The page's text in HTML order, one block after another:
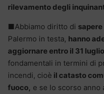
rilevamento degli
■Abbiamo diritto di
Palermo in testa, hanno
aggiornare entro il 31 luglio
fondamentali in termini di
incendi, cioè il catasto
fuoco, e se lo scorso anno